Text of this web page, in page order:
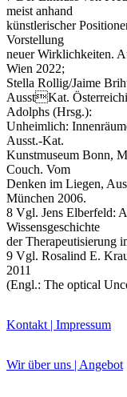
meist anhand
künstlerischer
Vorstellung
neuer Wirklichkeiten.
Wien 2022;
Stella Rollig/Jaime
AusstKat.
Adolphs (Hrsg.):
Unheimlich:
Ausst.-Kat.
Kunstmuseum Bonn,
Couch. Vom
Denken im Liegen,
München 2006.
8 Vgl. Jens Elberfeld:
Wissensgeschichte
der Therapeutisierung
9 Vgl. Rosalind E.
2011
(Engl.: The optical
Kontakt | Impressum
Wir über uns | Angebot